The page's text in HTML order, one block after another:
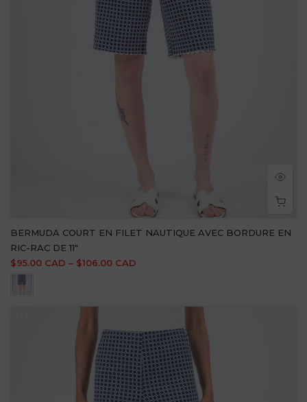
BERMUDA COURT EN FILET NAUTIQUE AVEC BORDURE EN
RIC-RAC DE 11"
$95.00 CAD – $106.00 CAD